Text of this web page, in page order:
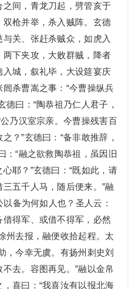
间，青龙刀起，劈管亥于
枪并举，杀入贼阵。玄德
关、张赶杀贼众，如虎入
下夹攻，大败群贼，降者
城，叙礼毕，大设筵宴庆
杀曹嵩之事：“今曹操纵兵
德曰：“陶恭祖乃仁人君子，
乃汉室宗亲。今曹操残害百
？”玄德曰：“备非敢推辞，
：“融之欲救陶恭祖，虽因旧
耶？”玄德曰：“既如此，请
五千人马，随后便来。”融
以备为何如人也？圣人云：
得军、或借不得军，必然
州去报，融便收拾起程。太
，今幸无虞。有扬州刺史刘
去。容图再见。”融以金帛
喜曰：“我喜汝有以报北海